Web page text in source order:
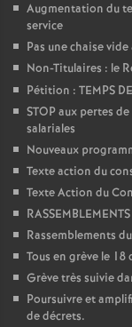
Augmentation du
service
Pas une chaise
Non-Titulaires : le
Pétition : TEMPS
STOP aux pertes
salariales
Nouveaux
Texte action du
Texte Action du
Rassemblements
Tous en grève le 18
Grève très suivie
Poursuivre et
de décrets.